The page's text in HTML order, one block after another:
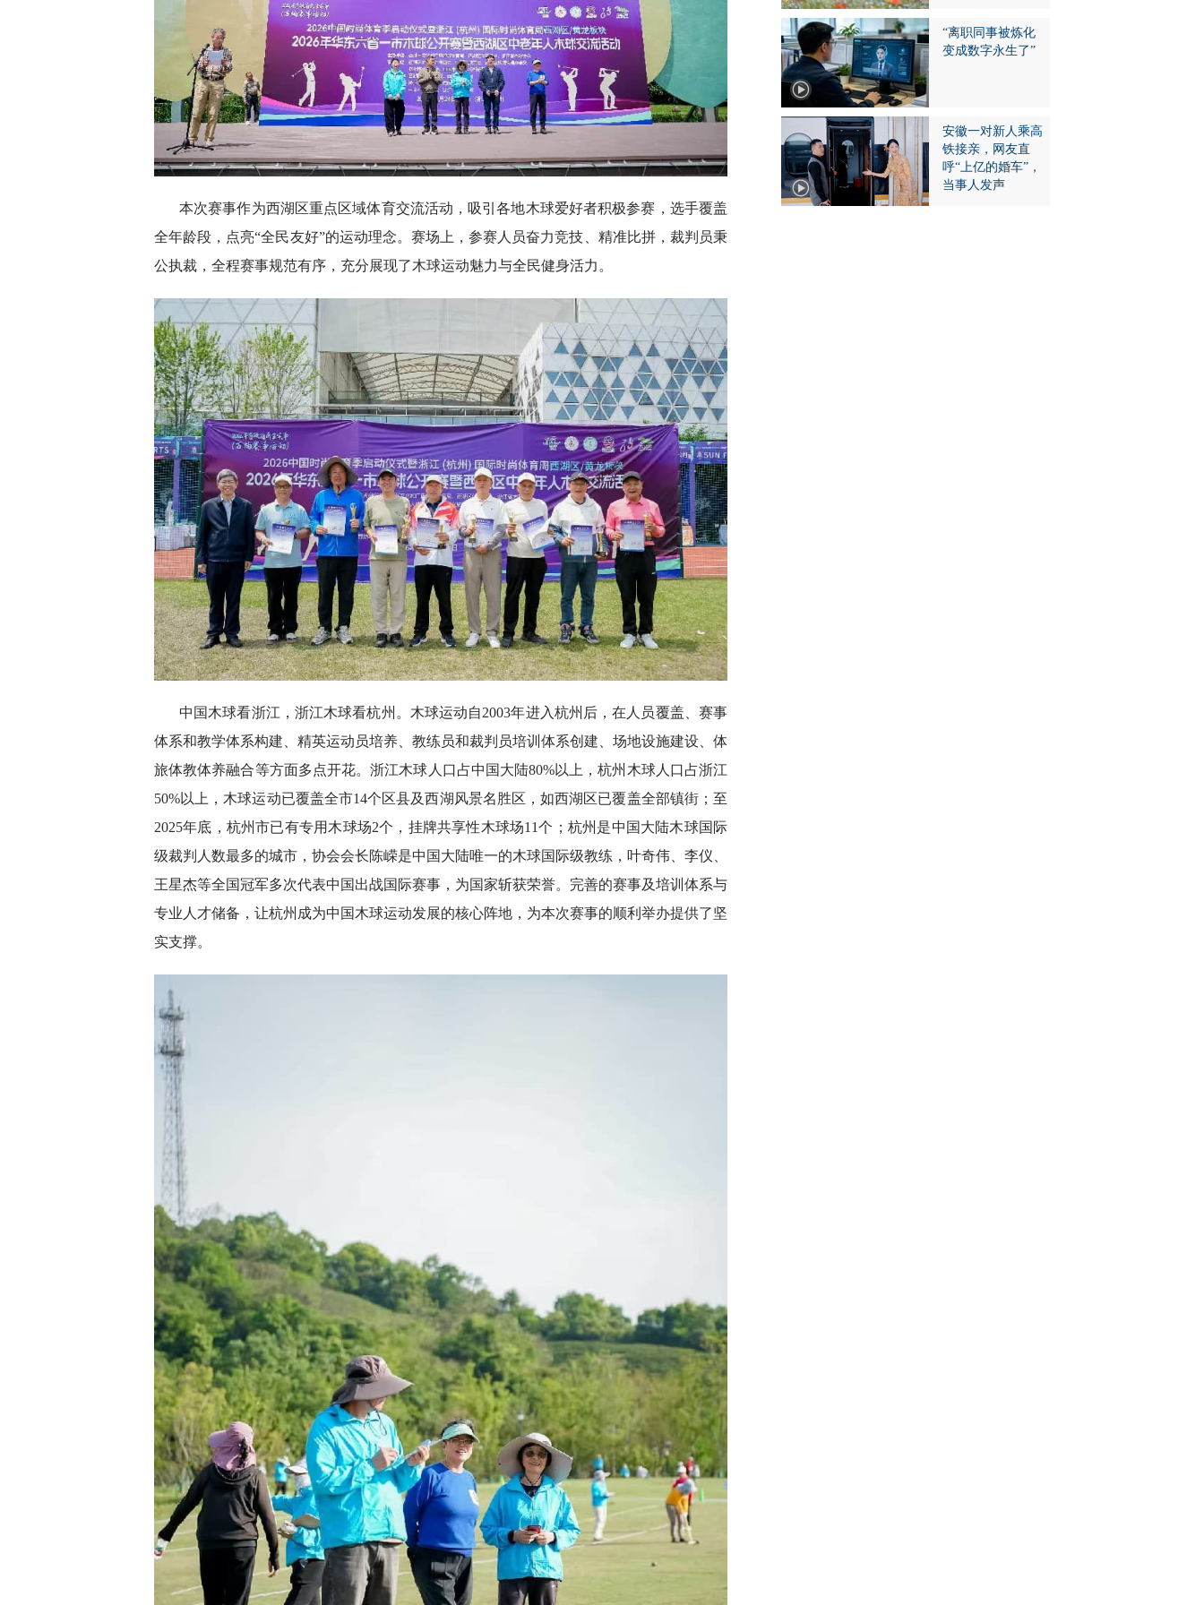
本次赛事作为西湖区重点区域体育交流活动，吸引各地木球爱好者积极参赛，选手覆盖
全年龄段，点亮“全民友好”的运动理念。赛场上，参赛人员奋力竞技、精准比拼，裁判员秉
公执裁，全程赛事规范有序，充分展现了木球运动魅力与全民健身活力。
中国木球看浙江，浙江木球看杭州。木球运动自2003年进入杭州后，在人员覆盖、赛事
体系和教学体系构建、精英运动员培养、教练员和裁判员培训体系创建、场地设施建设、体
旅体教体养融合等方面多点开花。浙江木球人口占中国大陆80%以上，杭州木球人口占浙江
50%以上，木球运动已覆盖全市14个区县及西湖风景名胜区，如西湖区已覆盖全部镇街；至
2025年底，杭州市已有专用木球场2个，挂牌共享性木球场11个；杭州是中国大陆木球国际
级裁判人数最多的城市，协会会长陈嵘是中国大陆唯一的木球国际级教练，叶奇伟、李仪、
王星杰等全国冠军多次代表中国出战国际赛事，为国家斩获荣誉。完善的赛事及培训体系与
专业人才储备，让杭州成为中国木球运动发展的核心阵地，为本次赛事的顺利举办提供了坚
实支撑。
“离职同事被炼化
变成数字永生了”
安徽一对新人乘高
铁接亲，网友直
呼“上亿的婚车”，
当事人发声